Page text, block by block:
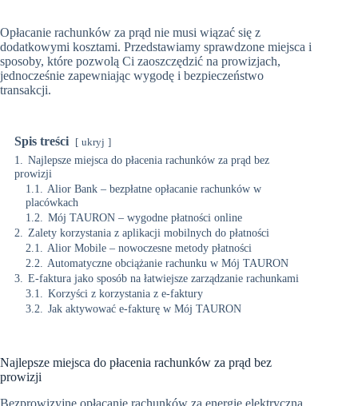
Opłacanie rachunków za prąd nie musi wiązać się z
dodatkowymi kosztami. Przedstawiamy sprawdzone miejsca i
sposoby, które pozwolą Ci zaoszczędzić na prowizjach,
jednocześnie zapewniając wygodę i bezpieczeństwo
transakcji.
Spis treści ukryj
1.
Najlepsze miejsca do płacenia rachunków za prąd bez
prowizji
1.1.
Alior Bank – bezpłatne opłacanie rachunków w
placówkach
1.2.
Mój TAURON – wygodne płatności online
2.
Zalety korzystania z aplikacji mobilnych do płatności
2.1.
Alior Mobile – nowoczesne metody płatności
2.2.
Automatyczne obciążanie rachunku w Mój TAURON
3.
E-faktura jako sposób na łatwiejsze zarządzanie rachunkami
3.1.
Korzyści z korzystania z e-faktury
3.2.
Jak aktywować e-fakturę w Mój TAURON
Najlepsze miejsca do płacenia rachunków za prąd bez
prowizji
Bezprowizyjne opłacanie rachunków za energię elektryczną